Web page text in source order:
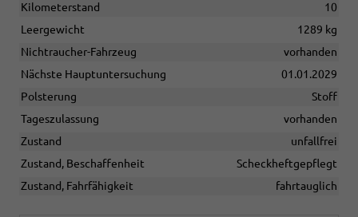
Kilometerstand
10
Leergewicht
1289 kg
Nichtraucher-Fahrzeug
vorhanden
Nächste Hauptuntersuchung
01.01.2029
Polsterung
Stoff
Tageszulassung
vorhanden
Zustand
unfallfrei
Zustand, Beschaffenheit
Scheckheftgepflegt
Zustand, Fahrfähigkeit
fahrtauglich